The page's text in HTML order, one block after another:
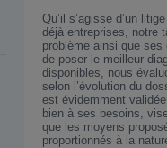
Qu’il s’agisse d’un
déjà entreprises, notre
problème ainsi que
de poser le meilleur
disponibles, nous
selon l’évolution du
est évidemment
bien à ses besoins,
que les moyens
proportionnés à la